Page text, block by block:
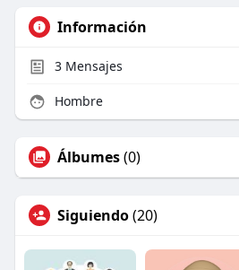
Información
3Mensajes
Hombre
Álbumes(0)
Siguiendo(20)